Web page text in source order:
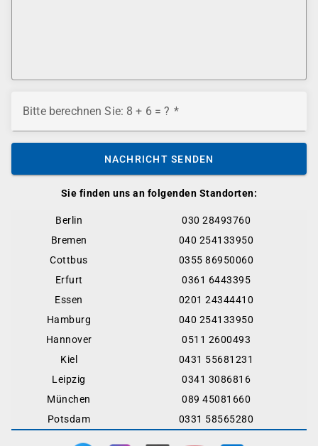
Sie finden uns an folgenden Standorten:
Berlin
030 28493760
Bremen
040 254133950
Cottbus
0355 86950060
Erfurt
0361 6443395
Essen
0201 24344410
Hamburg
040 254133950
Hannover
0511 2600493
Kiel
0431 55681231
Leipzig
0341 3086816
München
089 45081660
Potsdam
0331 58565280
Bitte berechnen Sie: 8 + 6 = ?
NACHRICHT SENDEN